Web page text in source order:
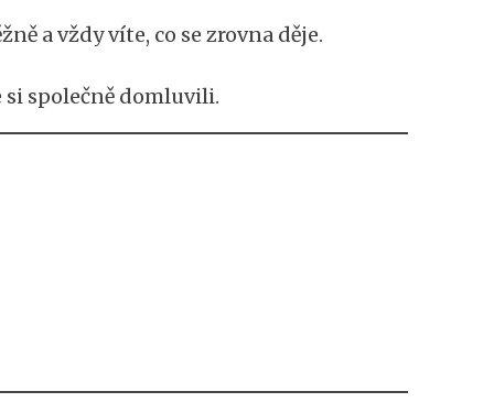
a vždy víte, co se zrovna děje.
si společně domluvili.